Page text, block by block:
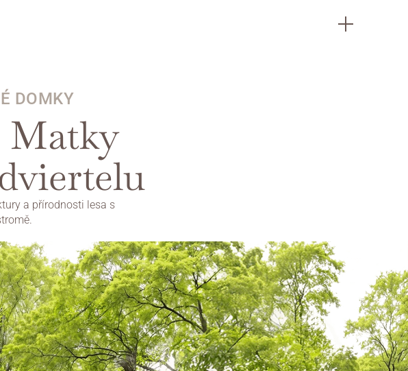
DOMKY
Matky
a přírodnosti lesa s